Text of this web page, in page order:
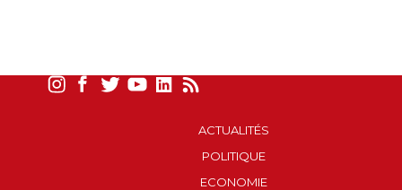
ACTUALITÉS
POLITIQUE
ECONOMIE